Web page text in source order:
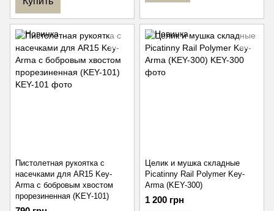
Пистолетная рукоятка с
насечками для AR15 Key-
Arma с бобровым хвостом
прорезиненная (KEY-101)
Целик и мушка складные
Picatinny Rail Polymer Key-
Arma (KEY-300)
1 200 грн